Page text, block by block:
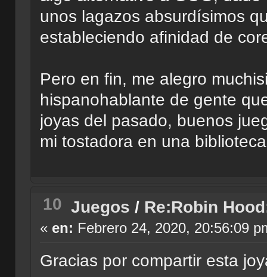
unos lagazos absurdísimos
estableciendo afinidad de
Pero en fin, me alegro
hispanohablante de gente
joyas del pasado, buenos
mi tostadora en una
10 Juegos / Re:Robin
« en: Febrero 24, 2020, 20:56:09
Gracias por compartir esta